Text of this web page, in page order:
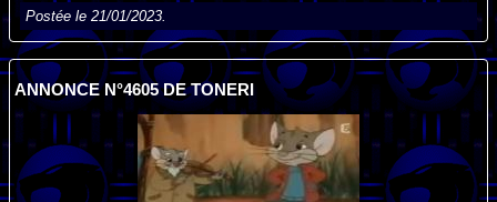
Postée le 21/01/2023.
ANNONCE N°4605 DE TONERI